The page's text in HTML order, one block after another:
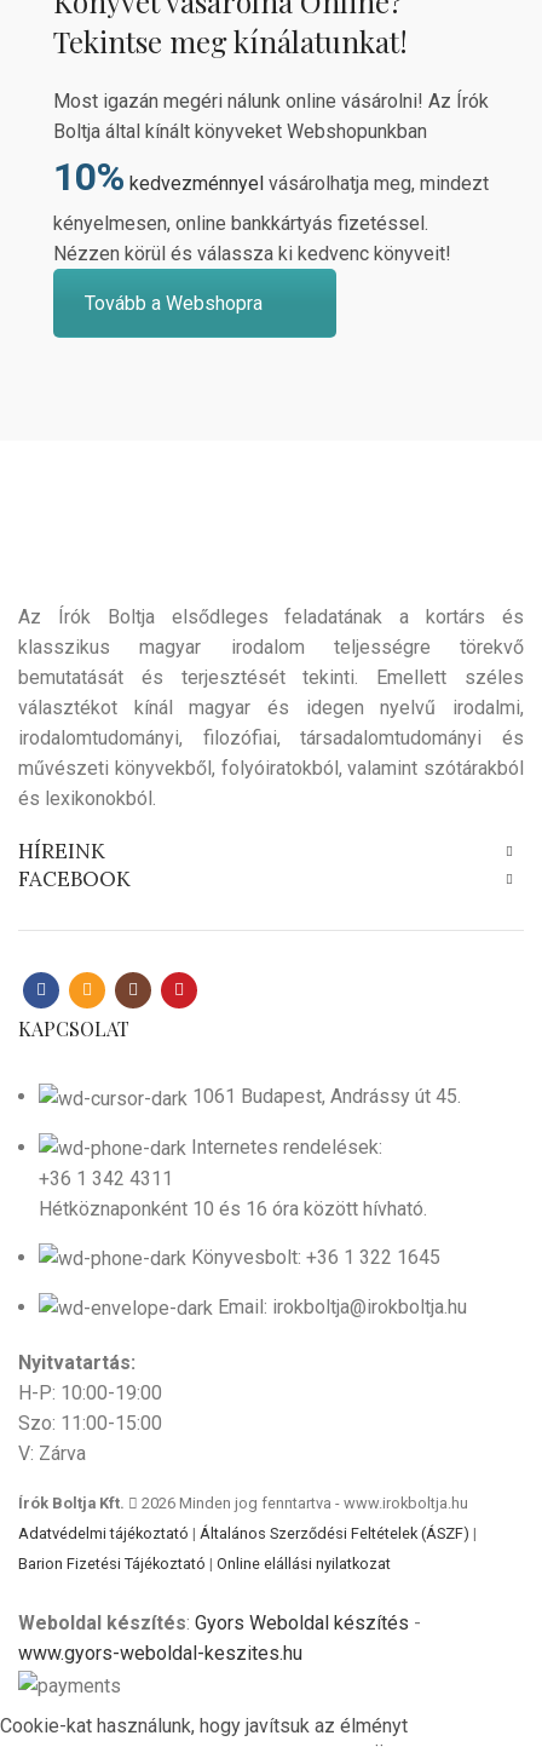
Tekintse meg kínálatunkat!
Most igazán megéri nálunk online vásárolni! Az Írók
Boltja által kínált könyveket Webshopunkban
10% kedvezménnyel vásárolhatja meg, mindezt
kényelmesen, online bankkártyás fizetéssel.
Nézzen körül és válassza ki kedvenc könyveit!
Tovább a Webshopra
Az Írók Boltja elsődleges feladatának a kortárs és
klasszikus magyar irodalom teljességre törekvő
bemutatását és terjesztését tekinti. Emellett széles
választékot kínál magyar és idegen nyelvű irodalmi,
irodalomtudományi, filozófiai, társadalomtudományi és
művészeti könyvekből, folyóiratokból, valamint szótárakból
és lexikonokból.
HÍREINK
FACEBOOK
KAPCSOLAT
1061 Budapest, Andrássy út 45.
Internetes rendelések:
+36 1 342 4311
Hétköznaponként 10 és 16 óra között hívható.
Könyvesbolt: +36 1 322 1645
Email: irokboltja@irokboltja.hu
Nyitvatartás:
H-P: 10:00-19:00
Szo: 11:00-15:00
V: Zárva
Írók Boltja Kft.
2026 Minden jog fenntartva - www.irokboltja.hu
Adatvédelmi tájékoztató | Általános Szerződési Feltételek (ÁSZF) |
Barion Fizetési Tájékoztató | Online elállási nyilatkozat
Weboldal készítés: Gyors Weboldal készítés -
www.gyors-weboldal-keszites.hu
Cookie-kat használunk, hogy javítsuk az élményt